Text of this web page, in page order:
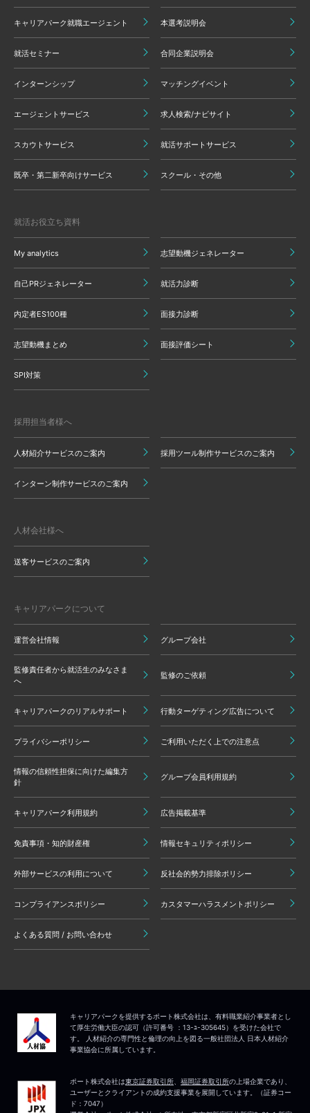
キャリアパーク就職エージェント 本選考説明会
就活セミナー 合同企業説明会
インターンシップ マッチングイベント
エージェントサービス 求人検索/ナビサイト
スカウトサービス 就活サポートサービス
既卒・第二新卒向けサービス スクール・その他
就活お役立ち資料
My analytics 志望動機ジェネレーター
自己PRジェネレーター 就活力診断
内定者ES100種 面接力診断
志望動機まとめ 面接評価シート
SPI対策
採用担当者様へ
人材紹介サービスのご案内 採用ツール制作サービスのご案内
インターン制作サービスのご案内
人材会社様へ
送客サービスのご案内
キャリアパークについて
運営会社情報 グループ会社
監修責任者から就活生のみなさま
へ
監修のご依頼
キャリアパークのリアルサポート 行動ターゲティング広告について
プライバシーポリシー ご利用いただく上での注意点
情報の信頼性担保に向けた編集方
針
グループ会員利用規約
キャリアパーク利用規約 広告掲載基準
免責事項・知的財産権 情報セキュリティポリシー
外部サービスの利用について 反社会的勢力排除ポリシー
コンプライアンスポリシー カスタマーハラスメントポリシー
よくある質問 / お問い合わせ